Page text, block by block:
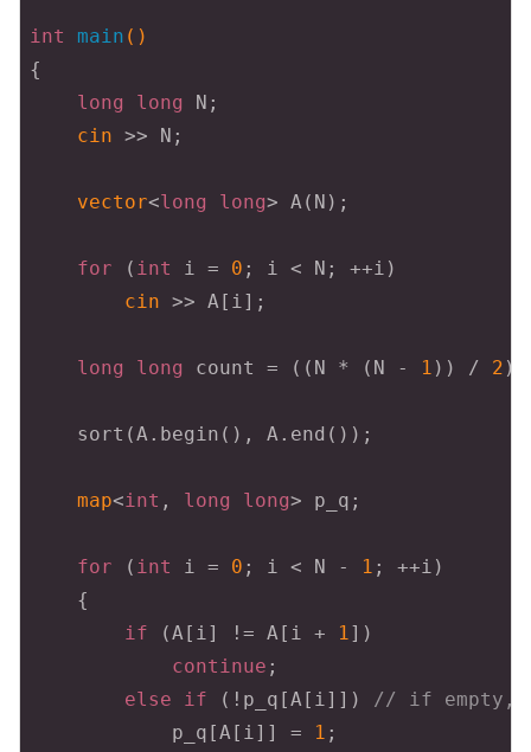
int main ()
{
long
long
N;
cin >> N;
vector<long long> A(N);
for ( int i = 0 ; i < N; ++i)
cin >> A[i];
long long count = ((N * (N - 1 )) / 2 );
    sort(A.begin(), A.end());
map<int , long long> p_q;
for ( int i = 0 ; i < N - 1 ; ++i)
    {
if (A[i] != A[i + 1 ])
continue ;
else
if (!p_q[A[i]])
// if empty,
            p_q[A[i]] =
1 ;